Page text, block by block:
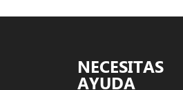
NECESITAS
AYUDA